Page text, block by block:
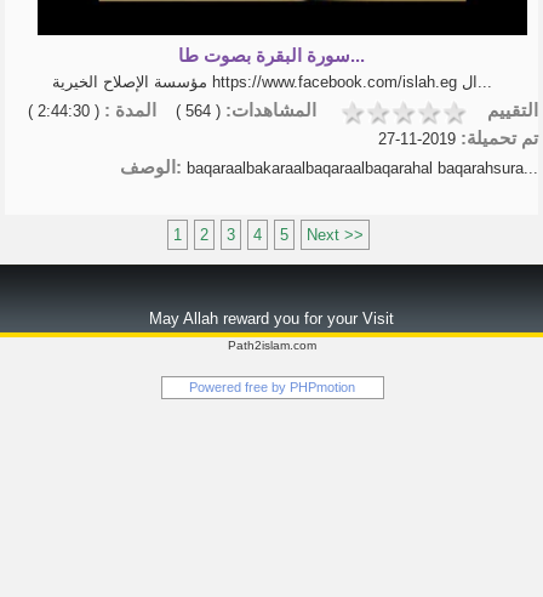
سورة البقرة بصوت طا...
التقييم المشاهدات: ( 564 ) المدة : ( 2:44:30 )
تم تحميلة: 2019-11-27
الوصف: baqaraalbakaraalbaqaraalbaqarahal baqarahsura...
1 2 3 4 5 Next >>
May Allah reward you for your Visit
Path2islam.com
Powered free by PHPmotion